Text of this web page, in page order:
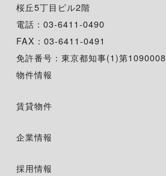
桜丘5丁目ビル2階
電話：03-6411-0490
FAX：03-6411-0491
免許番号：東京都知事(1)第1090008
物件情報
賃貸物件
企業情報
採用情報